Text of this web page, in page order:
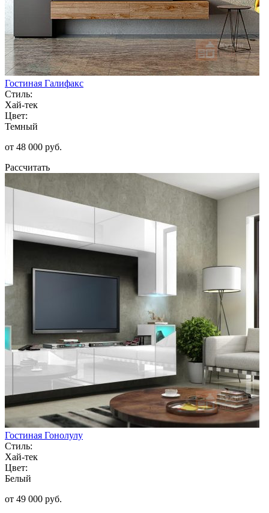
Гостиная Галифакс
Стиль:
Хай-тек
Цвет:
Темный
от 48 000 руб.
Рассчитать
Гостиная Гонолулу
Стиль:
Хай-тек
Цвет:
Белый
от 49 000 руб.